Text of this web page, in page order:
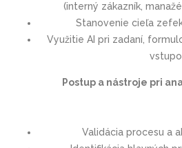
(interný zákazník,
Stanovenie cieľa
Využitie AI pri zadaní,
Postup a nástroje pri
Validácia procesu a